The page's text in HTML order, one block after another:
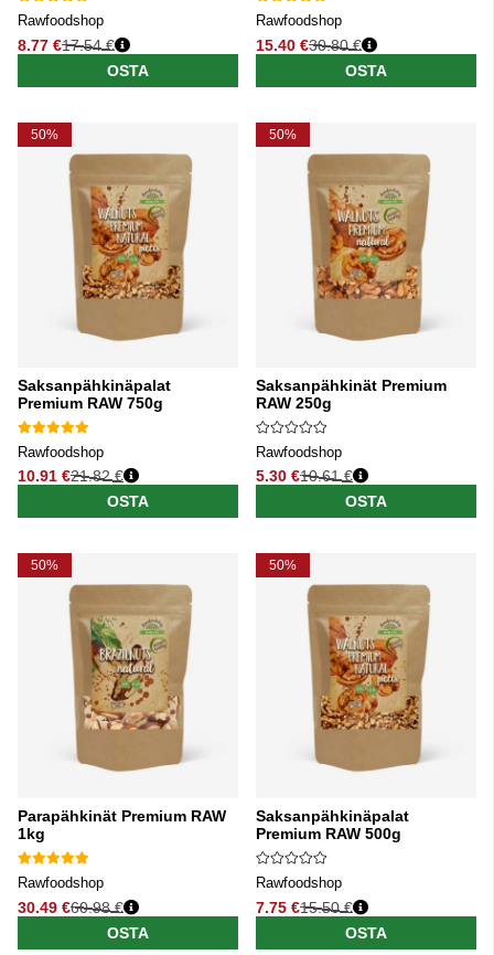
Rawfoodshop
8.77 €
Normaali hinta
17.54 €
OSTA
Rawfoodshop
15.40 €
Normaali hinta
30.80 €
OSTA
50%
Saksanpähkinäpalat
Premium RAW 750g
Rawfoodshop
10.91 €
Normaali hinta
21.82 €
OSTA
50%
Saksanpähkinät Premium
RAW 250g
Rawfoodshop
5.30 €
Normaali hinta
10.61 €
OSTA
50%
Parapähkinät Premium RAW
1kg
Rawfoodshop
30.49 €
Normaali hinta
60.98 €
OSTA
50%
Saksanpähkinäpalat
Premium RAW 500g
Rawfoodshop
7.75 €
Normaali hinta
15.50 €
OSTA